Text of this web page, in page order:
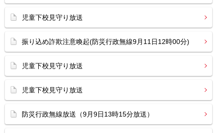
児童下校見守り放送
振り込め詐欺注意喚起(防災行政無線9月11日12時00分)
児童下校見守り放送
児童下校見守り放送
防災行政無線放送（9月9日13時15分放送）